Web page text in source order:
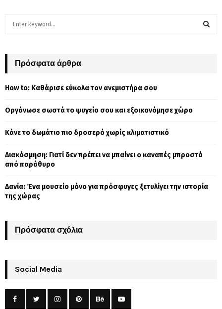
h
o
:
Πρόσφατα άρθρα
How to: Καθάρισε εύκολα τον ανεμιστήρα σου
Οργάνωσε σωστά το ψυγείο σου και εξοικονόμησε χώρο
Κάνε το δωμάτιο πιο δροσερό χωρίς κλιματιστικό
Διακόσμηση: Γιατί δεν πρέπει να μπαίνει ο καναπές μπροστά
από παράθυρο
Δανία: Ένα μουσείο μόνο για πρόσφυγες ξετυλίγει την ιστορία
της χώρας
Πρόσφατα σχόλια
Social Media